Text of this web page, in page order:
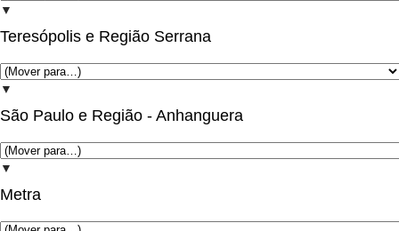
▼
Teresópolis e Região Serrana
▼
São Paulo e Região - Anhanguera
▼
Metra